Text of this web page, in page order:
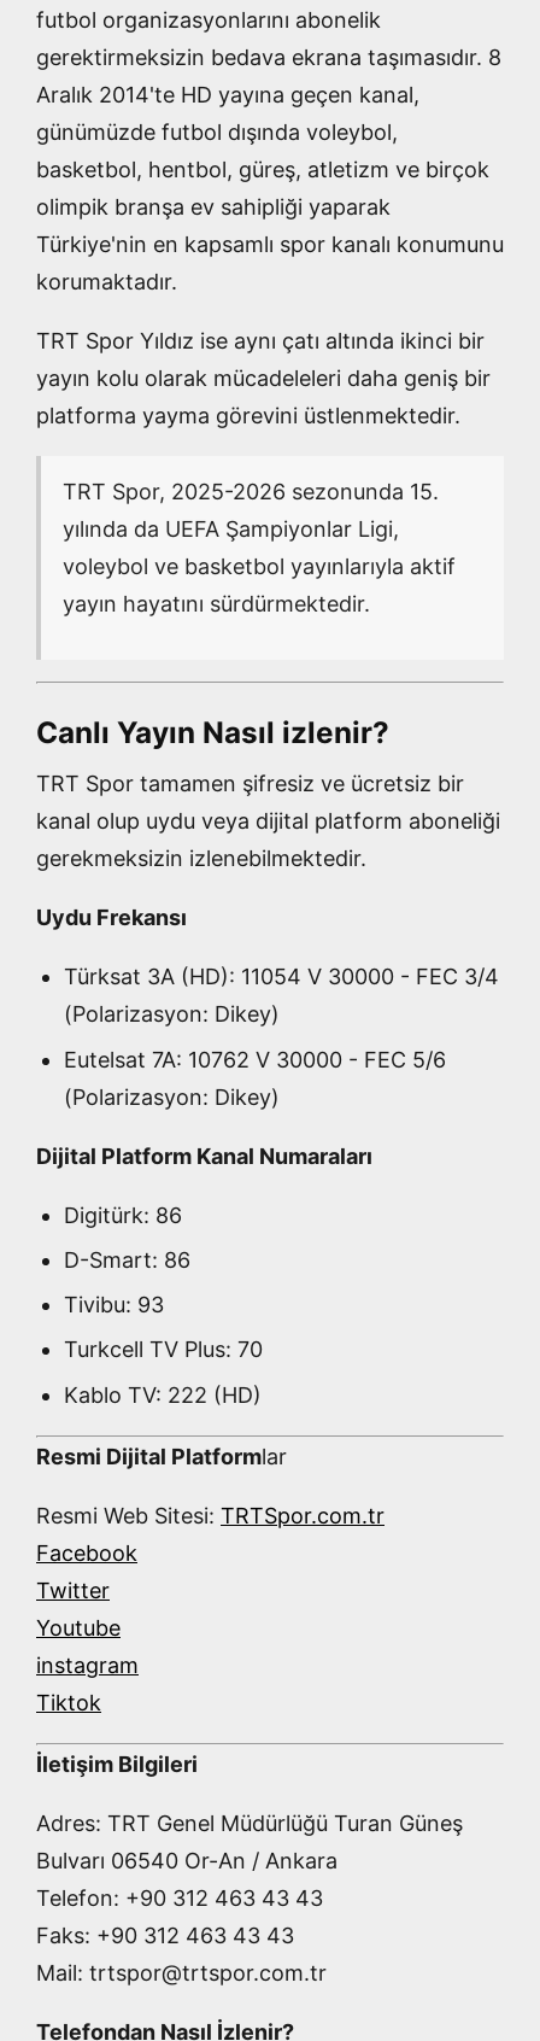
futbol organizasyonlarını abonelik
gerektirmeksizin bedava ekrana taşımasıdır. 8
Aralık 2014'te HD yayına geçen kanal,
günümüzde futbol dışında voleybol,
basketbol, hentbol, güreş, atletizm ve birçok
olimpik branşa ev sahipliği yaparak
Türkiye'nin en kapsamlı spor kanalı konumunu
korumaktadır.
TRT Spor Yıldız ise aynı çatı altında ikinci bir
yayın kolu olarak mücadeleleri daha geniş bir
platforma yayma görevini üstlenmektedir.
TRT Spor, 2025-2026 sezonunda 15.
yılında da UEFA Şampiyonlar Ligi,
voleybol ve basketbol yayınlarıyla aktif
yayın hayatını sürdürmektedir.
Canlı Yayın Nasıl izlenir?
TRT Spor tamamen şifresiz ve ücretsiz bir
kanal olup uydu veya dijital platform aboneliği
gerekmeksizin izlenebilmektedir.
Uydu Frekansı
Türksat 3A (HD): 11054 V 30000 - FEC 3/4
(Polarizasyon: Dikey)
Eutelsat 7A: 10762 V 30000 - FEC 5/6
(Polarizasyon: Dikey)
Dijital Platform Kanal Numaraları
Digitürk: 86
D-Smart: 86
Tivibu: 93
Turkcell TV Plus: 70
Kablo TV: 222 (HD)
Resmi Dijital Platformlar
Resmi Web Sitesi: TRTSpor.com.tr
Facebook
Twitter
Youtube
instagram
Tiktok
İletişim Bilgileri
Adres: TRT Genel Müdürlüğü Turan Güneş
Bulvarı 06540 Or-An / Ankara
Telefon: +90 312 463 43 43
Faks: +90 312 463 43 43
Mail: trtspor@trtspor.com.tr
Telefondan Nasıl İzlenir?